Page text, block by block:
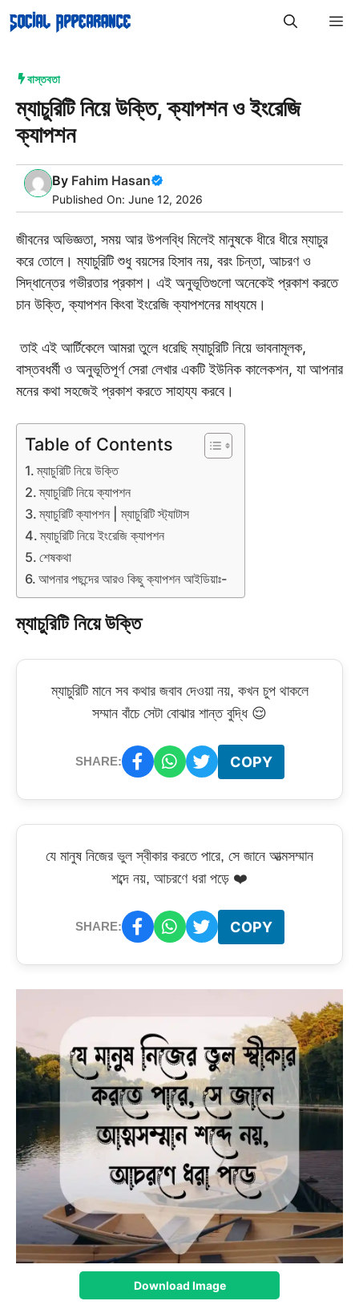
to
বাস্তবতা
ম্যাচুরিটি নিয়ে উক্তি, ক্যাপশন ও ইংরেজি
ক্যাপশন
By Fahim Hasan
Published On: June 12, 2026
জীবনের অভিজ্ঞতা, সময় আর উপলব্ধি মিলেই মানুষকে ধীরে ধীরে ম্যাচুর
করে তোলে। ম্যাচুরিটি শুধু বয়সের হিসাব নয়, বরং চিন্তা, আচরণ ও
সিদ্ধান্তের গভীরতার প্রকাশ। এই অনুভূতিগুলো অনেকেই প্রকাশ করতে
চান উক্তি, ক্যাপশন কিংবা ইংরেজি ক্যাপশনের মাধ্যমে।
তাই এই আর্টিকেলে আমরা তুলে ধরেছি ম্যাচুরিটি নিয়ে ভাবনামূলক,
বাস্তবধর্মী ও অনুভূতিপূর্ণ সেরা লেখার একটি ইউনিক কালেকশন, যা আপনার
মনের কথা সহজেই প্রকাশ করতে সাহায্য করবে।
Table of Contents
ম্যাচুরিটি নিয়ে উক্তি
ম্যাচুরিটি নিয়ে ক্যাপশন
ম্যাচুরিটি ক্যাপশন | ম্যাচুরিটি স্ট্যাটাস
ম্যাচুরিটি নিয়ে ইংরেজি ক্যাপশন
শেষকথা
আপনার পছন্দের আরও কিছু ক্যাপশন আইডিয়াঃ-
ম্যাচুরিটি নিয়ে উক্তি
ম্যাচুরিটি মানে সব কথার জবাব দেওয়া নয়, কখন চুপ থাকলে
সম্মান বাঁচে সেটা বোঝার শান্ত বুদ্ধি 😌
SHARE: COPY
যে মানুষ নিজের ভুল স্বীকার করতে পারে, সে জানে আত্মসম্মান
শব্দে নয়, আচরণে ধরা পড়ে ❤️
SHARE: COPY
Download Image